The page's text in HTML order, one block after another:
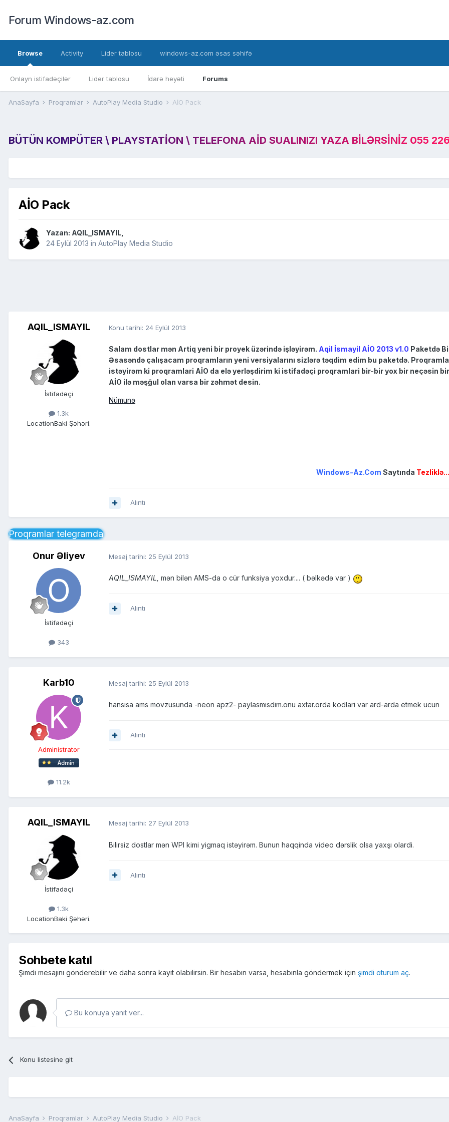
Forum Windows-az.com
Browse
Onlayn istifadəçilər Lider tablosu İdarə heyəti Forums
Activity Lider tablosu windows-az.com əsas səhifə
AnaSayfa Proqramlar AutoPlay Media Studio AİO Pack
BÜTÜN KOMPÜTER \ PLAYSTATION \ TELEFONA AID SUALINIZI YAZA BILƏRSINIZ 055
AİO Pack
Yazan: AQIL_ISMAYIL
24 Eylül 2013 in AutoPlay Media Studio
AQIL_ISMAYIL
İstifadəçi
1.3k
LocationBaki Şəhəri.
Konu tarihi: 24 Eylül 2013
Salam dostlar mən Artiq yeni bir proyek üzərində işləyirəm. Aqil İsmayil AİO 2013 v1.0 Paketdə
Əsasəndə çalışacam proqramların yeni versiyalarını sizlərə təqdim edim bu paketdə.
istəyirəm ki proqramlari AİO da elə yerləşdirim ki istifadəçi proqramlari bir-bir yox bir neçəsin
AİO ilə məşğul olan varsa bir zəhmət desin.
Nümunə
Windows-Az.Com Saytında Tezliklə...
Alıntı
Proqramlar telegramda
Onur Əliyev
İstifadəçi
343
Mesaj tarihi: 25 Eylül 2013
AQIL_ISMAYIL, mən bilən AMS-da o cür funksiya yoxdur.... ( bəlkədə var )
Alıntı
Karb10
Administrator
11.2k
Mesaj tarihi: 25 Eylül 2013
hansisa ams movzusunda -neon apz2- paylasmisdim.onu axtar.orda kodlari var ard-arda etmek ucun
Alıntı
AQIL_ISMAYIL
İstifadəçi
1.3k
LocationBaki Şəhəri.
Mesaj tarihi: 27 Eylül 2013
Bilirsiz dostlar mən WPI kimi yigmaq istəyirəm. Bunun haqqinda video dərslik olsa yaxşı olardi.
Alıntı
Sohbete katıl
Şimdi mesajını gönderebilir ve daha sonra kayıt olabilirsin. Bir hesabın varsa, hesabınla göndermek için şimdi oturum aç.
Bu konuya yanıt ver...
Konu listesine git
AnaSayfa Proqramlar AutoPlay Media Studio AİO Pack